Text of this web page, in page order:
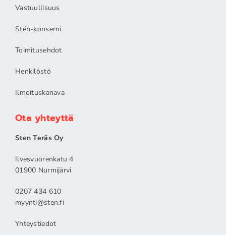
Vastuullisuus
Stén-konserni
Toimitusehdot
Henkilöstö
Ilmoituskanava
Ota yhteyttä
Sten Teräs Oy
Ilvesvuorenkatu 4
01900 Nurmijärvi
0207 434 610
myynti@sten.fi
Yhteystiedot